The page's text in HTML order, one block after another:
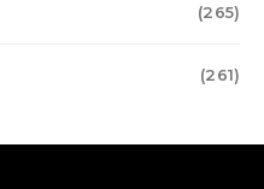
(265)
(261)